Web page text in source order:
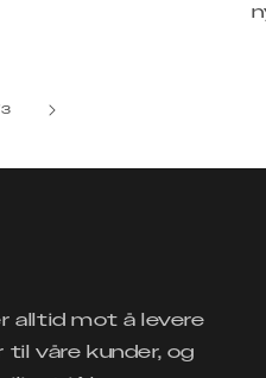
3
alltid mot å levere
våre kunder, og